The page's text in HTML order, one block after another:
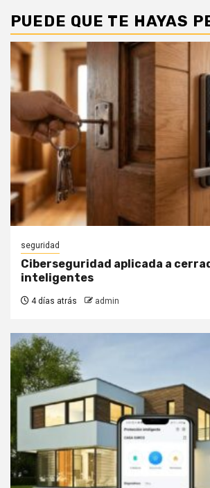
PUEDE QUE TE HAYAS
seguridad
Ciberseguridad aplicada a
inteligentes
4 días atrás admin